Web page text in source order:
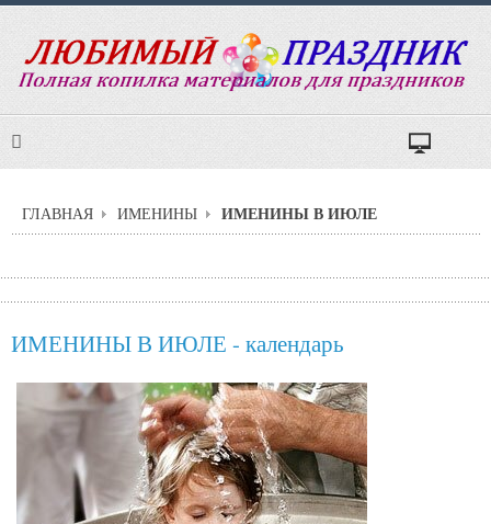
ГЛАВНАЯ ИМЕНИНЫ ИМЕНИНЫ В ИЮЛЕ
ИМЕНИНЫ В ИЮЛЕ - календарь